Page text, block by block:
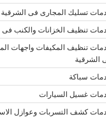
تسليك المجارى فى الشرقية
تنظيف الخزانات والكنب فى
تنظيف المكيفات واجهات
الشرقية
سباكة
غسيل السيارات
كشف التسربات وعوازل